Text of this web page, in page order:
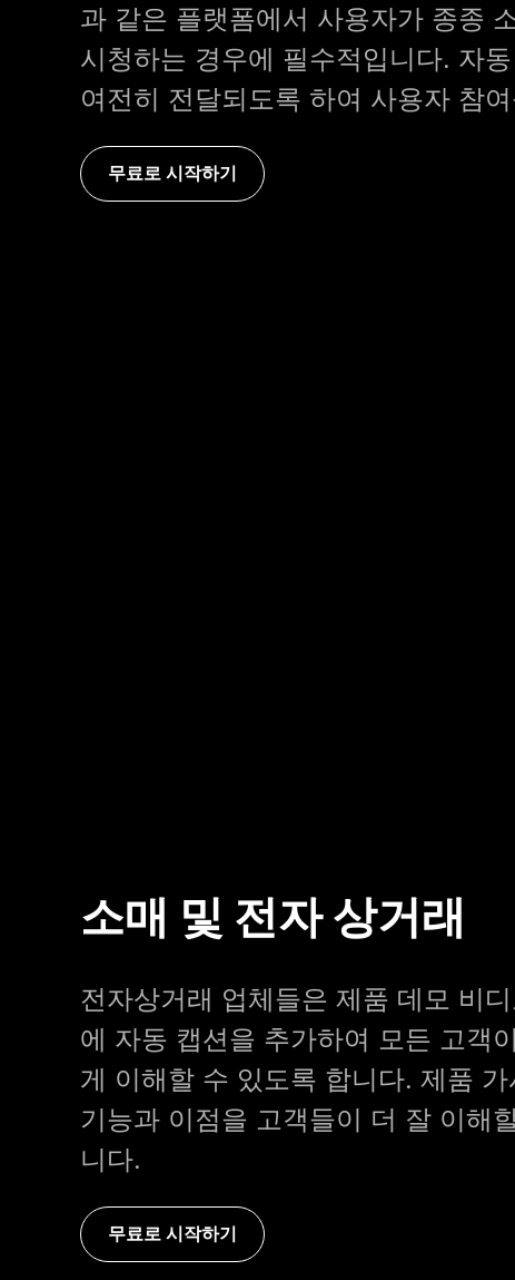
과 같은 플랫폼에서 사용자가 종종
시청하는 경우에 필수적입니다. 자
여전히 전달되도록 하여 사용자 참
무료로 시작하기
소매 및 전자 상거래
전자상거래 업체들은 제품 데모 비
에 자동 캡션을 추가하여 모든 고객
게 이해할 수 있도록 합니다. 제품
기능과 이점을 고객들이 더 잘 이해
니다.
무료로 시작하기